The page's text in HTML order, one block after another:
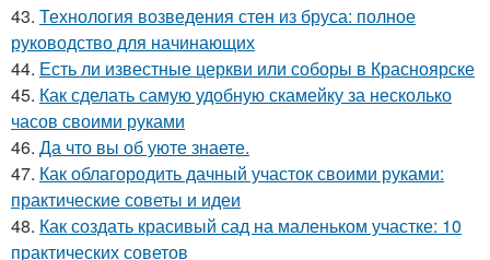
43. Технология возведения стен из бруса: полное
руководство для начинающих
44. Есть ли известные церкви или соборы в Красноярске
45. Как сделать самую удобную скамейку за несколько
часов своими руками
46. Да что вы об уюте знаете.
47. Как облагородить дачный участок своими руками:
практические советы и идеи
48. Как создать красивый сад на маленьком участке: 10
практических советов